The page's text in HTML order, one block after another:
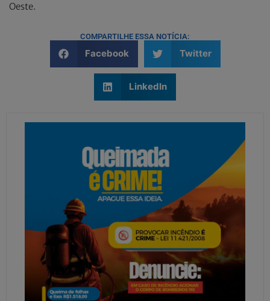
Oeste.
COMPARTILHE ESSA NOTÍCIA:
Facebook Twitter
LinkedIn